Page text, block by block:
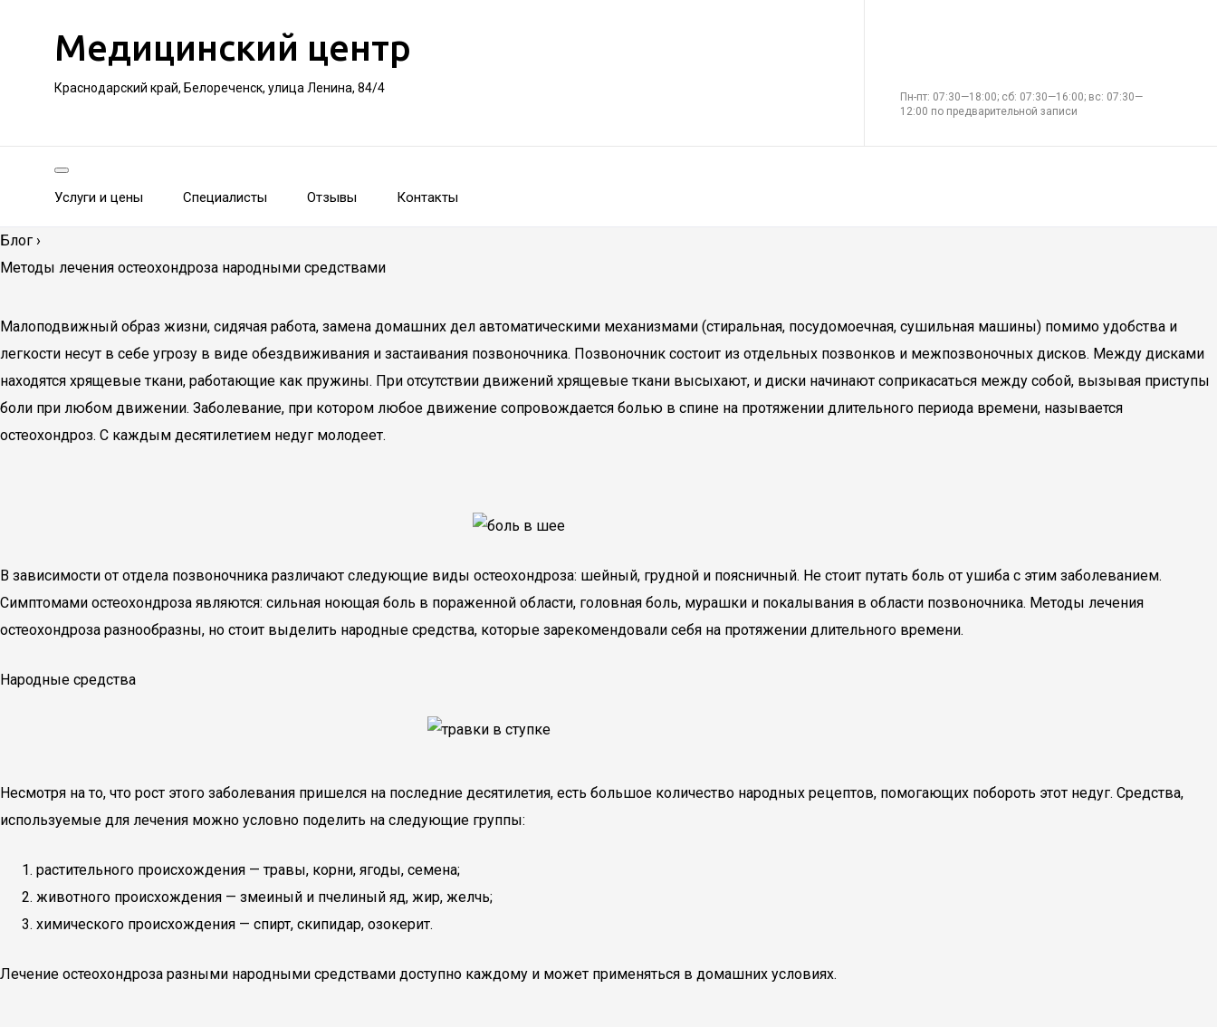
Медицинский центр
Краснодарский край, Белореченск, улица Ленина, 84/4
Пн-пт: 07:30—18:00; сб: 07:30—16:00; вс: 07:30—
12:00 по предварительной записи
Услуги и цены Специалисты Отзывы Контакты
Блог ›
Методы лечения остеохондроза народными средствами
Малоподвижный образ жизни, сидячая работа, замена домашних дел автоматическими механизмами (стиральная, посудомоечная, сушильная машины) помимо удобства и
легкости несут в себе угрозу в виде обездвиживания и застаивания позвоночника. Позвоночник состоит из отдельных позвонков и межпозвоночных дисков. Между дисками
находятся хрящевые ткани, работающие как пружины. При отсутствии движений хрящевые ткани высыхают, и диски начинают соприкасаться между собой, вызывая приступы
боли при любом движении. Заболевание, при котором любое движение сопровождается болью в спине на протяжении длительного периода времени, называется
остеохондроз. С каждым десятилетием недуг молодеет.
В зависимости от отдела позвоночника различают следующие виды остеохондроза: шейный, грудной и поясничный. Не стоит путать боль от ушиба с этим заболеванием.
Симптомами остеохондроза являются: сильная ноющая боль в пораженной области, головная боль, мурашки и покалывания в области позвоночника. Методы лечения
остеохондроза разнообразны, но стоит выделить народные средства, которые зарекомендовали себя на протяжении длительного времени.
Народные средства
Несмотря на то, что рост этого заболевания пришелся на последние десятилетия, есть большое количество народных рецептов, помогающих побороть этот недуг. Средства,
используемые для лечения можно условно поделить на следующие группы:
растительного происхождения — травы, корни, ягоды, семена;
животного происхождения — змеиный и пчелиный яд, жир, желчь;
химического происхождения — спирт, скипидар, озокерит.
Лечение остеохондроза разными народными средствами доступно каждому и может применяться в домашних условиях.